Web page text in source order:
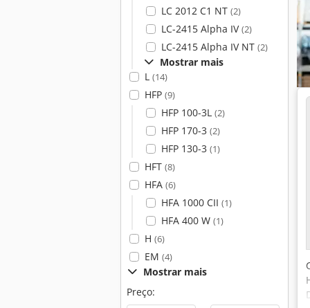
LC 2012 C1 NT (2)
LC-2415 Alpha IV(2)
LC-2415 Alpha IV NT (2)
Mostrar mais
L (14)
HFP (9)
HFP 100-3L (2)
HFP 170-3 (2)
HFP 130-3 (1)
HFT (8)
HFA (6)
HFA 1000 CII (1)
HFA 400 W (1)
H (6)
EM (4)
Mostrar mais
Preço: